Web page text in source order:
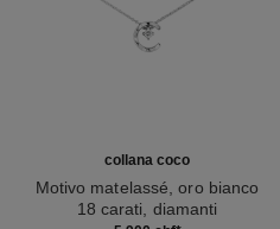
collana coco
Motivo matelassé, oro bianco
18 carati, diamanti